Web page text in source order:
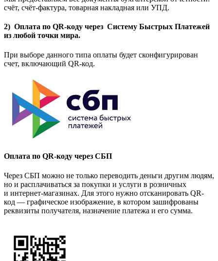
счёт, счёт-фактура, товарная накладная или УПД.
2) Оплата по QR-коду через Систему Быстрых Платежей
из любой точки мира.
При выборе данного типа оплаты будет сконфигурирован
счет, включающий QR-код.
Оплата по QR-коду через СБП
Через СБП можно не только переводить деньги другим людям,
но и расплачиваться за покупки и услуги в розничных
и интернет-магазинах. Для этого нужно отсканировать QR-
код — графическое изображение, в котором зашифрованы
реквизиты получателя, назначение платежа и его сумма.